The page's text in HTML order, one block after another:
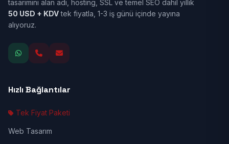
tasarımını alan adı, hosting, SSL ve temel SEO dahil yıllık
50 USD + KDVtek fiyatla, 1-3 iş günü içinde yayına
alıyoruz.
Hızlı Bağlantılar
Tek Fiyat Paketi
Web Tasarım